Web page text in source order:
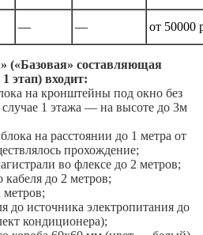
— — от 50000
(«Базовая» составляющая
этап) входит:
на кронштейны под окно без
1 этажа — на высоте до 3м
на расстоянии до 1 метра от
прохождение;
во флексе до 2 метров;
до 2 метров;
до источника электропитания до
кондиционера);